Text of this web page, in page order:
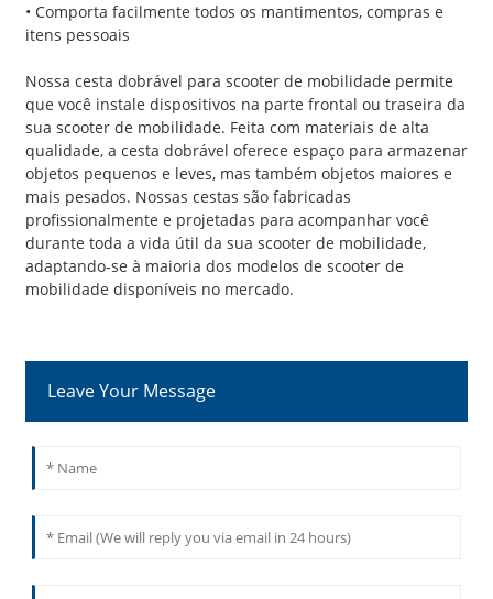
• Comporta facilmente todos os mantimentos, compras e
itens pessoais
Nossa cesta dobrável para scooter de mobilidade permite
que você instale dispositivos na parte frontal ou traseira da
sua scooter de mobilidade. Feita com materiais de alta
qualidade, a cesta dobrável oferece espaço para armazenar
objetos pequenos e leves, mas também objetos maiores e
mais pesados. Nossas cestas são fabricadas
profissionalmente e projetadas para acompanhar você
durante toda a vida útil da sua scooter de mobilidade,
adaptando-se à maioria dos modelos de scooter de
mobilidade disponíveis no mercado.
Leave Your Message